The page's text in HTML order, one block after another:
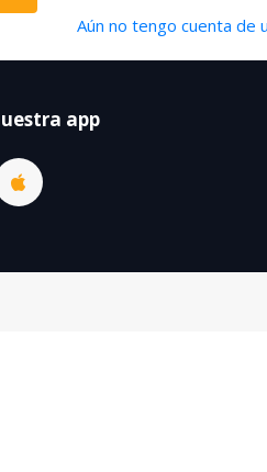
Aún no tengo cuenta de
app